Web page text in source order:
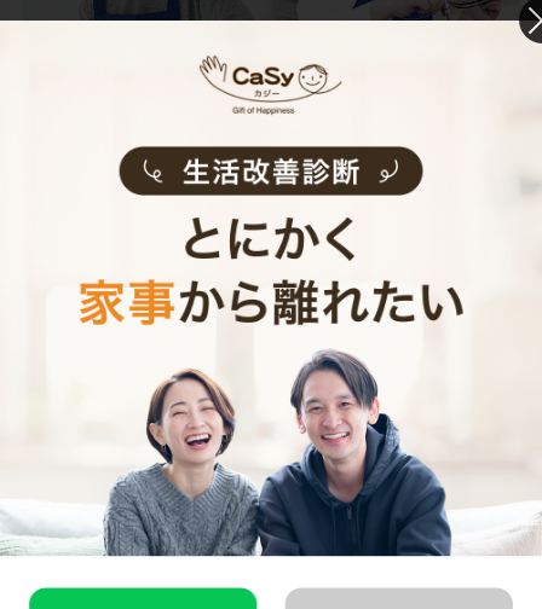
CaSyは、1時間2,790円(税込)からお使いいただけるカン
シンプルでお財布に優しい料金体系
スマホだけで24時間365日依頼可能
（電話･事前訪問なし）
スタッフ･お客様双方への本人確認で安全
万が一の物損も損害保険があるから安心
初めての家事代行でどうお願いすればいいのか分からな
い…、どんなスタッフが来るのか不安…といった方のため
2時間5,900円（税込･交通費込）のお試しプランもご
用意しております。